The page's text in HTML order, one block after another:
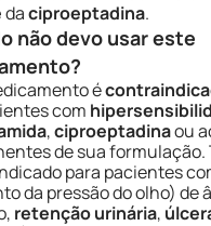
daciproeptadina.
não devo usar este
é
com
,ciproeptadinaou
de sua formulação.
para pacientes
da pressão do olho) de
retenção urinária,